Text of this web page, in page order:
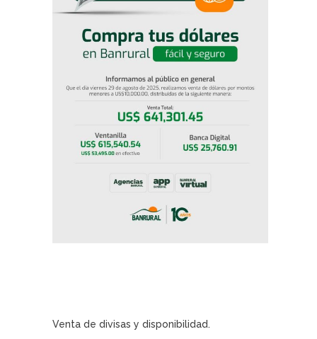
Venta de divisas y disponibilidad.